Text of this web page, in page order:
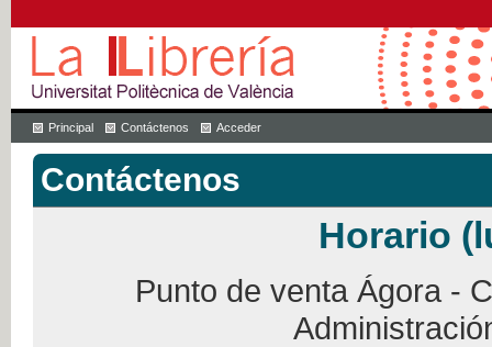
Principal Contáctenos Acceder
Contáctenos
Horario
Punto de venta Ágora -